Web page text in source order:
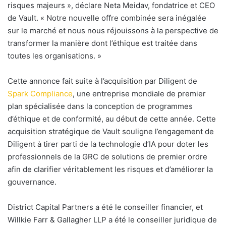
risques majeurs », déclare Neta Meidav, fondatrice et CEO
de Vault. « Notre nouvelle offre combinée sera inégalée
sur le marché et nous nous réjouissons à la perspective de
transformer la manière dont l’éthique est traitée dans
toutes les organisations. »
Cette annonce fait suite à l’acquisition par Diligent de
Spark Compliance, une entreprise mondiale de premier
plan spécialisée dans la conception de programmes
d’éthique et de conformité, au début de cette année. Cette
acquisition stratégique de Vault souligne l’engagement de
Diligent à tirer parti de la technologie d’IA pour doter les
professionnels de la GRC de solutions de premier ordre
afin de clarifier véritablement les risques et d’améliorer la
gouvernance.
District Capital Partners a été le conseiller financier, et
Willkie Farr & Gallagher LLP a été le conseiller juridique de